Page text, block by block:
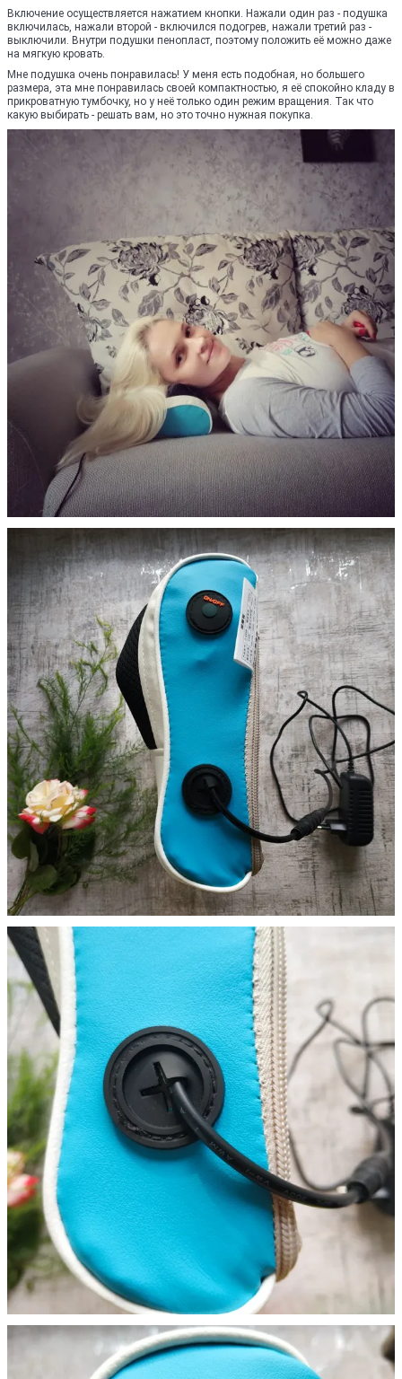
Включение осуществляется нажатием кнопки. Нажали один раз - подушка
включилась, нажали второй - включился подогрев, нажали третий раз -
выключили. Внутри подушки пенопласт, поэтому положить её можно даже
на мягкую кровать.
Мне подушка очень понравилась! У меня есть подобная, но большего
размера, эта мне понравилась своей компактностью, я её спокойно кладу в
прикроватную тумбочку, но у неё только один режим вращения. Так что
какую выбирать - решать вам, но это точно нужная покупка.